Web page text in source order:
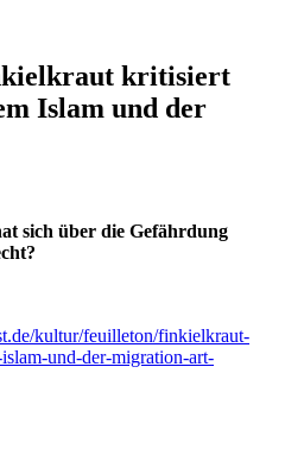
kritisiert
Islam und der
sich über die Gefährdung
kultur/feuilleton/finkielkraut-
und-der-migration-art-